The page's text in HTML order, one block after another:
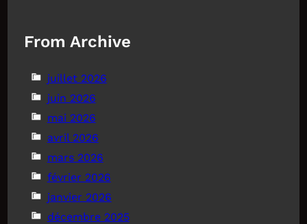
From Archive
juillet 2026
juin 2026
mai 2026
avril 2026
mars 2026
février 2026
janvier 2026
décembre 2025